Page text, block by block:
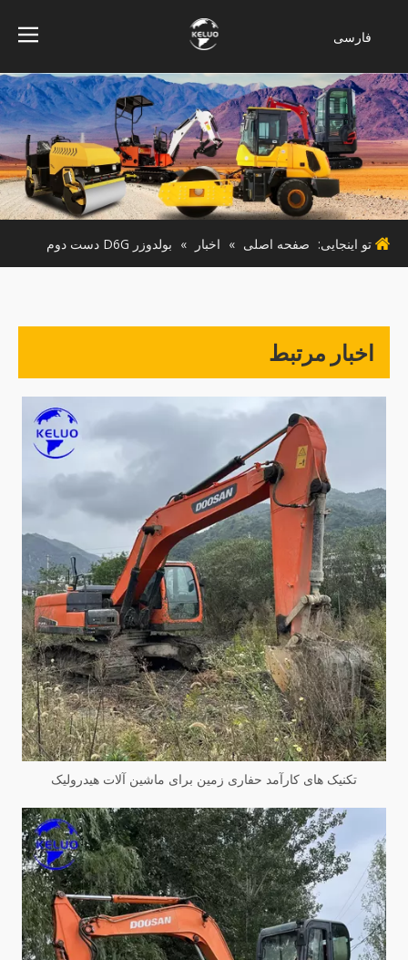
فارسی
indonesia
Türk dili
ไทย
Italiano
Deutsch
Português
Español
English
تو اینجایی: صفحه اصلی » اخبار » بولدوزر D6G دست دوم
اخبار مرتبط
تکنیک های کارآمد حفاری زمین برای ماشین آلات هیدرولیک